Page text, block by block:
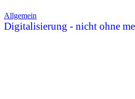
Allgemein
Digitalisierung - nicht ohne